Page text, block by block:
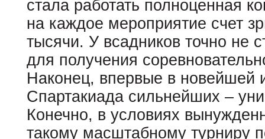
стала работать полноценная
на каждое мероприятие счет
тысячи. У всадников точно не
для получения
Наконец, впервые в новейшей
Спартакиада сильнейших –
Конечно, в условиях
такому масштабному турниру